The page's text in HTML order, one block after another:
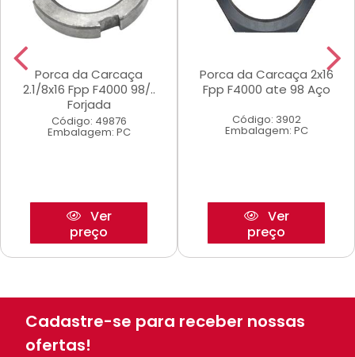
Porca da Carcaça
2.1/8x16 Fpp F4000 98/..
Forjada
Código: 49876
Embalagem: PC
Ver
preço
Porca da Carcaça 2x16
Fpp F4000 ate 98 Aço
Código: 3902
Embalagem: PC
Ver
preço
Cadastre-se para receber nossas
ofertas!